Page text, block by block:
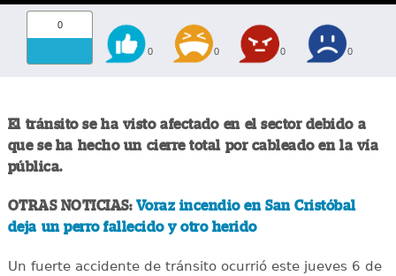
0
0 0 0 0
El tránsito se ha visto afectado en el sector debido a
que se ha hecho un cierre total por cableado en la vía
pública.
OTRAS NOTICIAS: Voraz incendio en San Cristóbal
deja un perro fallecido y otro herido
Un fuerte accidente de tránsito ocurrió este jueves 6 de